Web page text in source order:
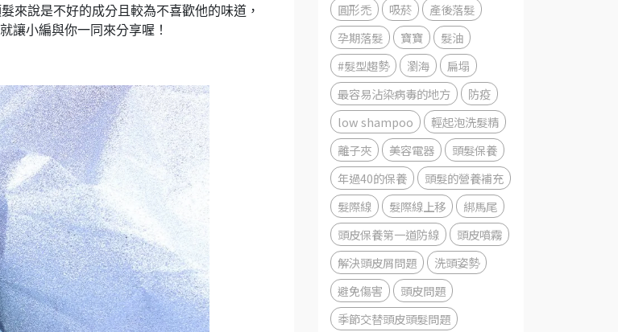
來說是不好的成分且較為不喜歡他的味道，
讓小編與你一同來分享喔！
圓形禿
吸菸
產後落髮
孕期落髮
寶寶
髮油
#髮型趨勢
瀏海
扁塌
最容易沾染病毒的地方
防疫
low shampoo
輕起泡洗髮精
離子夾
美容電器
頭髮保養
年過40的保養
頭髮的營養補充
髮際線
髮際線上移
綁馬尾
頭皮保養第一道防線
頭皮噴霧
解決頭皮屑問題
洗頭姿勢
避免傷害
頭皮問題
季節交替頭皮頭髮問題